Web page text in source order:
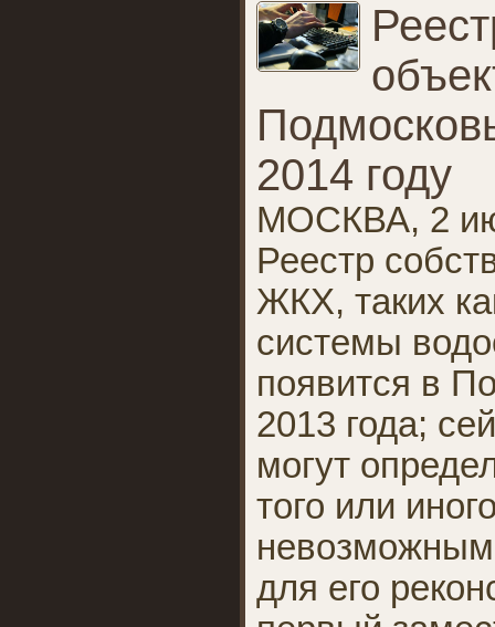
2014 году
МОСКВА, 2
Реестр
ЖКХ, таких
системы
появится в
2013 года;
могут
того или
невозможным
для его